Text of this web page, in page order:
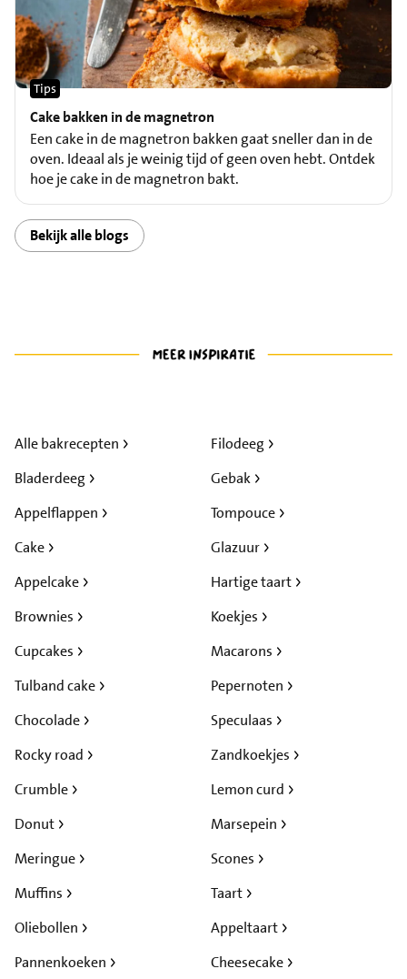
Cake bakken in de magnetron
Tips
Een cake in de magnetron bakken gaat sneller dan in de
oven. Ideaal als je weinig tijd of geen oven hebt. Ontdek
hoe je cake in de magnetron bakt.
Bekijk alle blogs
Alle bakrecepten
Bladerdeeg
Appelflappen
Cake
Appelcake
Brownies
Cupcakes
Tulband cake
Chocolade
Rocky road
Crumble
Donut
Filodeeg
Gebak
Tompouce
Glazuur
Hartige taart
Koekjes
Macarons
Pepernoten
Speculaas
Zandkoekjes
Lemon curd
Marsepein
Meringue
Muffins
Oliebollen
Pannenkoeken
Scones
Taart
Appeltaart
Cheesecake